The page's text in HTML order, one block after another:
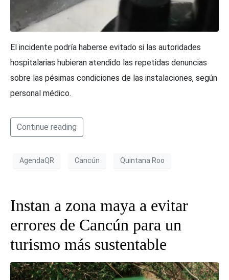
El incidente podría haberse evitado si las autoridades
hospitalarias hubieran atendido las repetidas denuncias
sobre las pésimas condiciones de las instalaciones, según
personal médico.
Continue reading
AgendaQR Cancún Quintana Roo
Instan a zona maya a evitar
errores de Cancún para un
turismo más sustentable